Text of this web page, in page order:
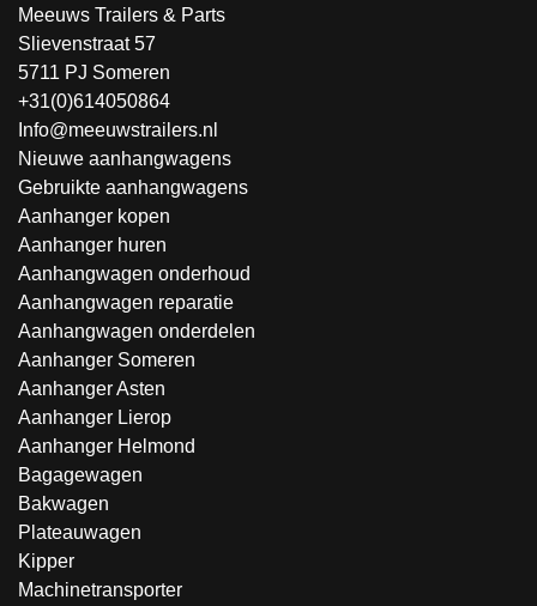
Meeuws Trailers & Parts
Slievenstraat 57
5711 PJ Someren
+31(0)614050864
Info@meeuwstrailers.nl
Nieuwe aanhangwagens
Gebruikte aanhangwagens
Aanhanger kopen
Aanhanger huren
Aanhangwagen onderhoud
Aanhangwagen reparatie
Aanhangwagen onderdelen
Aanhanger Someren
Aanhanger Asten
Aanhanger Lierop
Aanhanger Helmond
Bagagewagen
Bakwagen
Plateauwagen
Kipper
Machinetransporter